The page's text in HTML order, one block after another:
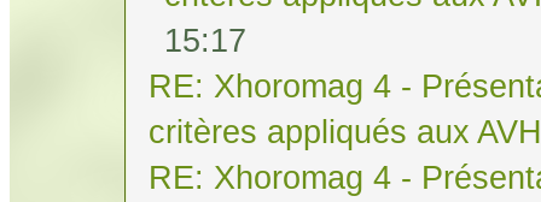
15:17
RE: Xhoromag 4 -
critères appliqués aux AVH
RE: Xhoromag 4 -